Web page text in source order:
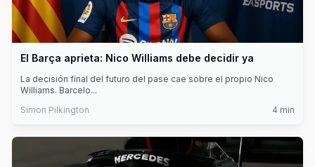
El Barça aprieta: Nico Williams debe decidir ya
La decisión final del futuro del pase cae sobre el propio Nico
Williams. Barcelo...
Simon Pilkington
4 min